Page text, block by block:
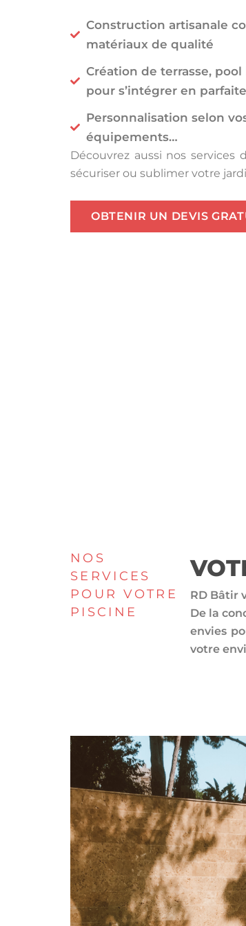
Construction artisanale
matériaux de qualité
Création de terrasse,
pour s’intégrer en
Personnalisation selon
équipements…
Découvrez aussi nos services
sécuriser ou sublimer votre
OBTENIR UN DEVIS
NOS
SERVICES
POUR VOTRE
PISCINE
RD Bâtir
De la
envies
votre